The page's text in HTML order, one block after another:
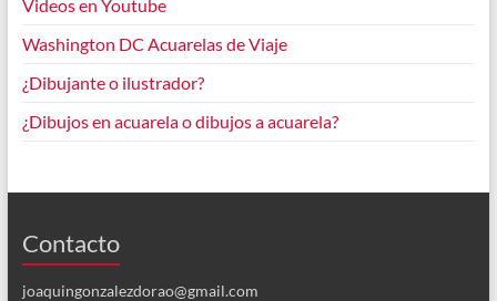
Videos en Youtube
Washington DC Acuarelas de Viaje
¿Dibujante o ilustrador?
¿Dibujos en acuarela o dibujos a acuarela?
Contacto
joaquingonzalezdorao@gmail.com